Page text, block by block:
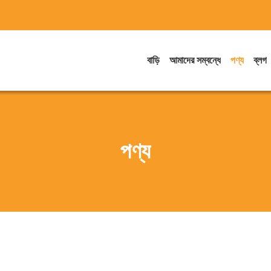
বাড়ি আমাদের সম্বন্ধে পণ্য ব্লগ
পণ্য